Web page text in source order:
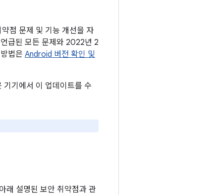
점 문제 및 기능 개선을 자
급된 모든 문제와 2022년 2
법은 Android 버전 확인 및
기에서 이 업데이트를 수
래 설명된 보안 취약점과 관